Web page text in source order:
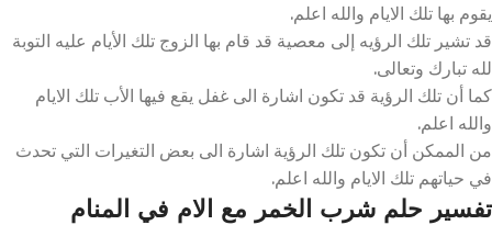
يقوم بها تلك الايام والله اعلم.
قد تشير تلك الرؤيه إلى معصية قد قام بها الزوج تلك الأيام عليه التوبة
لله تبارك وتعالى.
كما أن تلك الرؤية قد تكون اشارة الى غفل يقع فيها الأب تلك الايام
والله اعلم.
من الممكن أن تكون تلك الرؤية اشارة الى بعض التغيرات التي تحدث
في حياتهم تلك الايام والله اعلم.
تفسير حلم شرب الخمر مع الام في المنام